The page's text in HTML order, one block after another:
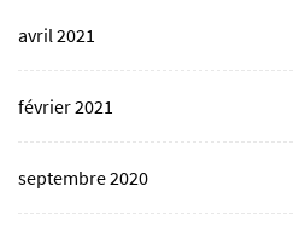
avril 2021
février 2021
septembre 2020